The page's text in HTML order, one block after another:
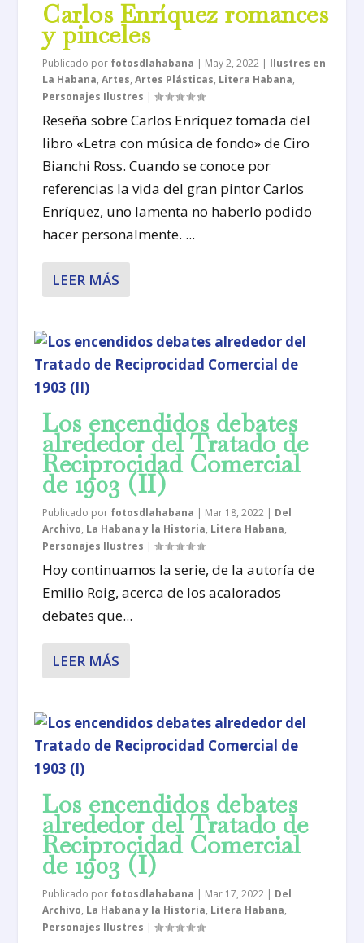
Carlos Enríquez romances
y pinceles
Publicado por fotosdlahabana | May 2, 2022 | Ilustres en
La Habana,Artes,Artes Plásticas, Litera Habana,
Personajes Ilustres |
Reseña sobre Carlos Enríquez tomada del
libro «Letra con música de fondo» de Ciro
Bianchi Ross. Cuando se conoce por
referencias la vida del gran pintor Carlos
Enríquez, uno lamenta no haberlo podido
hacer personalmente. ...
LEER MÁS
Los encendidos debates
alrededor del Tratado de
Reciprocidad Comercial
de 1903 (II)
Publicado por fotosdlahabana | Mar 18, 2022 | Del
Archivo, La Habana y la Historia, Litera Habana,
Personajes Ilustres |
Hoy continuamos la serie, de la autoría de
Emilio Roig, acerca de los acalorados
debates que...
LEER MÁS
Los encendidos debates
alrededor del Tratado de
Reciprocidad Comercial
de 1903 (I)
Publicado por fotosdlahabana | Mar 17, 2022 | Del
Archivo, La Habana y la Historia, Litera Habana,
Personajes Ilustres |